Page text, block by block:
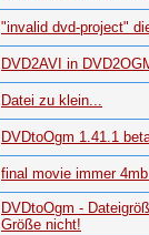
"invalid dvd-project"
DVD2AVI in
Datei zu klein...
DVDtoOgm 1.41.1
final movie immer
DVDtoOgm -
Größe nicht!